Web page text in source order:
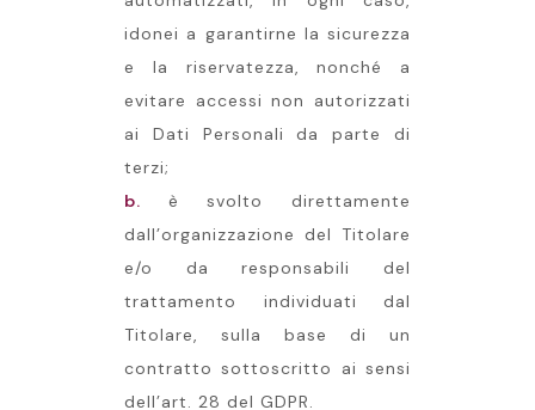
idonei a garantirne la sicurezza
e la riservatezza, nonché a
evitare accessi non autorizzati
ai Dati Personali da parte di
terzi;
b. è svolto direttamente
dall’organizzazione del Titolare
e/o da responsabili del
trattamento individuati dal
Titolare, sulla base di un
contratto sottoscritto ai sensi
dell’art. 28 del GDPR.